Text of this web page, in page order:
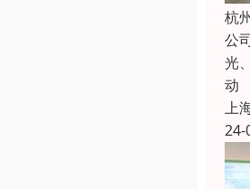
杭
公
光
动
上
24-